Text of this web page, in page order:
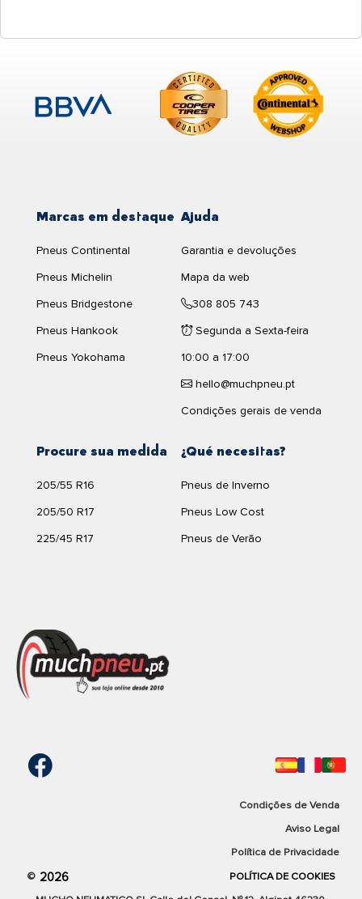
Marcas em destaque
Pneus Continental
Pneus Michelin
Pneus Bridgestone
Pneus Hankook
Pneus Yokohama
¿Qué necesitas?
Pneus de Inverno
Pneus Low Cost
Pneus de Verão
Procure sua medida
205/55 R16
205/50 R17
225/45 R17
Ajuda
Garantia e devoluções
Mapa da web
308 805 743
Segunda a Sexta-feira
10:00 a 17:00
hello@muchpneu.pt
Condições gerais de venda
Condições de Venda
Aviso Legal
Política de Privacidade
© 2026
POLÍTICA DE COOKIES